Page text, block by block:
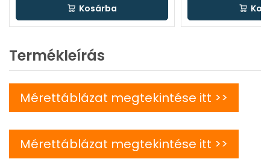
Kosárba
Termékleírás
Mérettáblázat megtekintése itt >>
Mérettáblázat megtekintése itt >>